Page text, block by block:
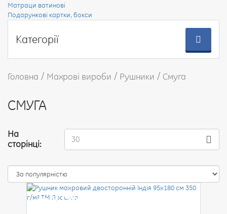
Матраци ватинові
Подарункові картки, бокси
Категорії
Головна Махрові вироби Рушники Смуга
СМУГА
На
сторінці:
30
-30%